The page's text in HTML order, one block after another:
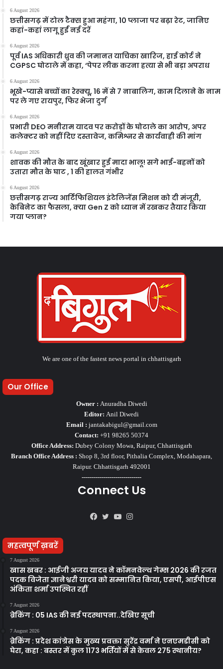
6 August 2026
छत्तीसगढ़ में टोल टैक्स हुआ महंगा, 10 प्लाजा पर बढ़ा रेट, जानिए
कहां-कहां लागू हुईं नई दरें
6 August 2026
पूर्व IAS अधिकारी ध्रुव की जमानत याचिका खारिज, हाई कोर्ट ने
CGPSC घोटाले में कहा, ‘पेपर लीक करना हत्या से भी बड़ा अपराध
6 August 2026
भूखे-प्यासे बच्चों का रेस्क्यू, 16 में से 7 नाबालिग, काम दिलाने के नाम
पर ले गए रायपुर, फिर भेजा दुर्ग
6 August 2026
प्रभारी DEO मनीराम यादव पर करोड़ों के घोटाले का आरोप, अपर
कलेक्टर को नहीं दिए दस्तावेज, कमिश्नर से कार्यवाही की मांग
6 August 2026
शावक की मौत के बाद खूंखार हुई मादा भालू! सगे भाई-बहनों को
उतारा मौत के घाट , 1 की हालत गंभीर
6 August 2026
छत्तीसगढ़ राज्य आर्टिफिशियल इंटेलिजेंस मिशन को दी मंजूरी,
केबिनेट का फैसला, क्या Gen Z को ध्यान में रखकर तैयार किया
गया प्लान?
We are one of the fastest news portal in chhattisgarh
Our Office
Owner : Anuradha Diwedi
Editor: Anil Diwedi
Email : jantakabigul@gmail.com
Contact: +91 98265 50374
Office Address: Dubey Colony Mowa, Raipur, Chhattisgarh
Branch Office Address : Shop 8, 3rd floor, Pithalia Complex, Modahapara,
Raipur. Chhattisgarh 492001
------------------------------
Connect Us
Facebook
TwitterYouTube
महत्वपूर्ण ख़बरें
7 August 2026
खास खबर : आईजी अजय यादव ने कॉमनवेल्थ गेम्स 2026 की रजत
पदक विजेता ज्ञानेश्वरी यादव को सम्मानित किया, एसपी, आईपीएस
अंकिता शर्मा उपस्थित रहीं
7 August 2026
ब्रेकिंग : 05 IAS की नई पदस्थापना..देखिए सूची
7 August 2026
ब्रेकिंग : प्रदेश कांग्रेस के मुख्य प्रवक्ता सुरेंद्र वर्मा ने एनएमडीसी को
घेरा, कहा : बस्तर में कुल 1173 भर्तियों में से केवल 275 स्थानीय?